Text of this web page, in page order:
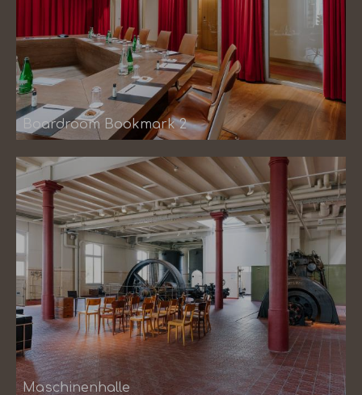
Boardroom Bookmark 2
Maschinenhalle